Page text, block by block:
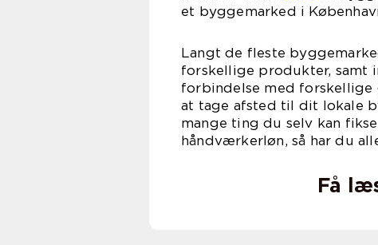
et byggemarked i
Langt de fleste
forskellige produkter, samt
forbindelse med
at tage afsted til dit lokale
mange ting du selv kan
håndværkerløn, så har du
Få